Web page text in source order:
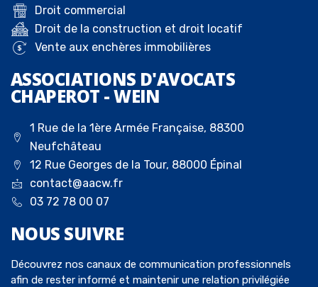
Droit commercial
Droit de la construction et droit locatif
Vente aux enchères immobilières
ASSOCIATIONS D'AVOCATS
CHAPEROT - WEIN
1 Rue de la 1ère Armée Française, 88300
Neufchâteau
12 Rue Georges de la Tour, 88000 Épinal
contact@aacw.fr
03 72 78 00 07
NOUS SUIVRE
Découvrez nos canaux de communication professionnels
afin de rester informé et maintenir une relation privilégiée